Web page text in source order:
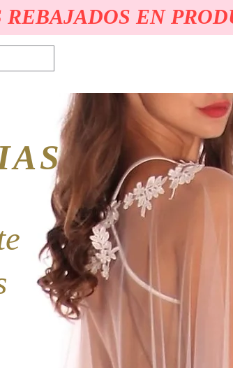
REBAJADOS EN